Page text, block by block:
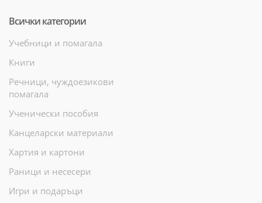
Всички категории
Учебници и помагала
Книги
Речници, чуждоезикови
помагала
Ученически пособия
Канцеларски материали
Хартия и картони
Раници и несесери
Игри и подаръци